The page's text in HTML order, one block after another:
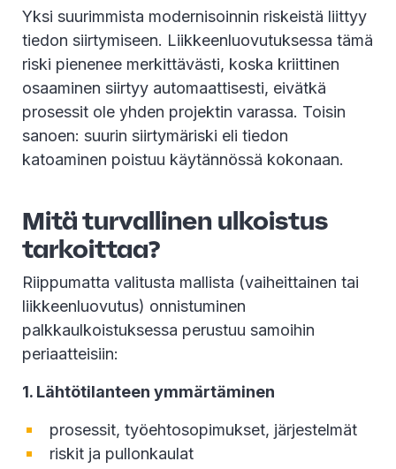
Yksi suurimmista modernisoinnin riskeistä liittyy
tiedon siirtymiseen. Liikkeenluovutuksessa tämä
riski pienenee merkittävästi, koska kriittinen
osaaminen siirtyy automaattisesti, eivätkä
prosessit ole yhden projektin varassa. Toisin
sanoen: suurin siirtymäriski eli tiedon
katoaminen poistuu käytännössä kokonaan.
Mitä turvallinen ulkoistus
tarkoittaa?
Riippumatta valitusta mallista (vaiheittainen tai
liikkeenluovutus) onnistuminen
palkkaulkoistuksessa perustuu samoihin
periaatteisiin:
1. Lähtötilanteen ymmärtäminen
prosessit, työehtosopimukset, järjestelmät
riskit ja pullonkaulat